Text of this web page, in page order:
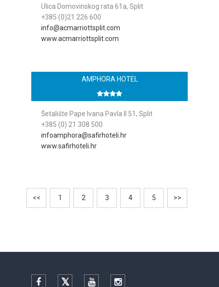
Ulica Domovinskog rata 61a, Split
+385 (0)21 226 600
info@acmarriottsplit.com
www.acmarriottsplit.com
AMPHORA HOTEL
Šetalište Pape Ivana Pavla II 51, Split
+385 (0) 21 308 500
infoamphora@safirhoteli.hr
www.safirhoteli.hr
<< 1 2 3 4 5 >>
Facebook TwitterYouTubeInstagram